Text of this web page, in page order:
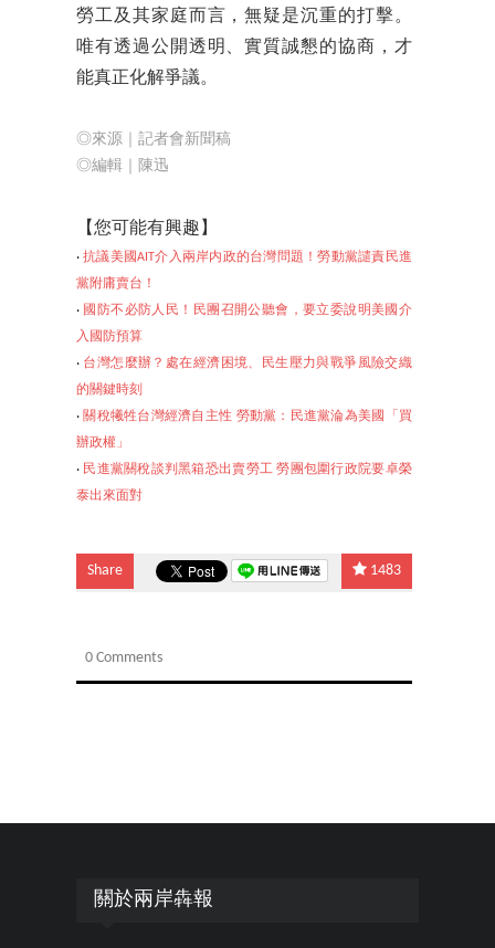
勞工及其家庭而言，無疑是沉重的打擊。
唯有透過公開透明、實質誠懇的協商，才
能真正化解爭議。
◎來源｜記者會新聞稿
◎編輯 ｜陳迅
【您可能有興趣】
‧抗議美國AIT介入兩岸内政的台灣問題！勞動黨譴責民進
黨附庸賣台！
‧ 國防不必防人民！民團召開公聽會，要立委說明美國介
入國防預算
‧ 台灣怎麼辦？處在經濟困境、民生壓力與戰爭風險交織
的關鍵時刻
‧ 關稅犧牲台灣經濟自主性 勞動黨：民進黨淪為美國「買
辦政權」
‧ 民進黨關稅談判黑箱恐出賣勞工 勞團包圍行政院要卓榮
泰出來面對
Share 1483
0 Comments
關於兩岸犇報